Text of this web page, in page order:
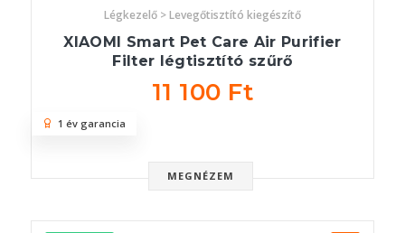
Légkezelő > Levegőtisztító kiegészítő
XIAOMI Smart Pet Care Air Purifier
Filter légtisztító szűrő
11 100 Ft
MEGNÉZEM
1 év garancia